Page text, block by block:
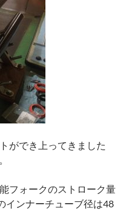
ができ上ってきました
フォークのストローク量
インナーチューブ径は48